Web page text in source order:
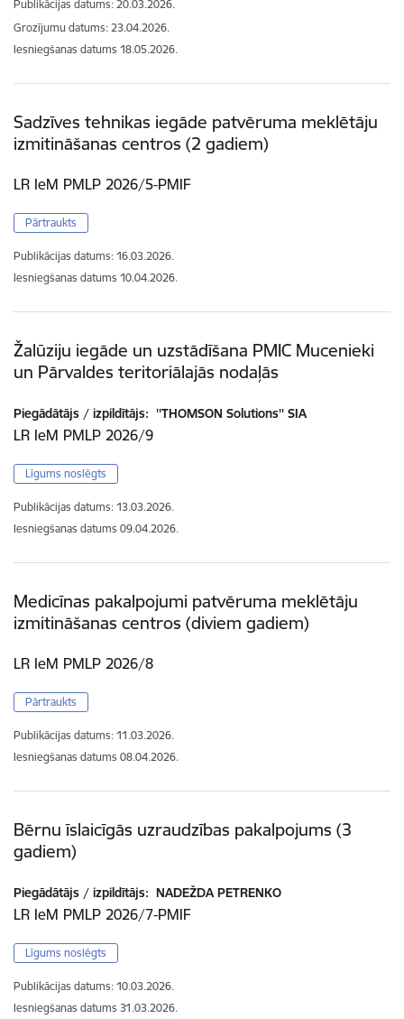
Publikācijas datums: 20.03.2026.
Grozījumu datums: 23.04.2026.
Iesniegšanas datums 18.05.2026.
Sadzīves tehnikas iegāde patvēruma meklētāju
izmitināšanas centros (2 gadiem)
LR IeM PMLP 2026/5-PMIF
Pārtraukts
Publikācijas datums: 16.03.2026.
Iesniegšanas datums 10.04.2026.
Žalūziju iegāde un uzstādīšana PMIC Mucenieki
un Pārvaldes teritoriālajās nodaļās
Piegādātājs / izpildītājs: ''THOMSON Solutions'' SIA
LR IeM PMLP 2026/9
Līgums noslēgts
Publikācijas datums: 13.03.2026.
Iesniegšanas datums 09.04.2026.
Medicīnas pakalpojumi patvēruma meklētāju
izmitināšanas centros (diviem gadiem)
LR IeM PMLP 2026/8
Pārtraukts
Publikācijas datums: 11.03.2026.
Iesniegšanas datums 08.04.2026.
Bērnu īslaicīgās uzraudzības pakalpojums (3
gadiem)
Piegādātājs / izpildītājs: NADEŽDA PETRENKO
LR IeM PMLP 2026/7-PMIF
Līgums noslēgts
Publikācijas datums: 10.03.2026.
Iesniegšanas datums 31.03.2026.